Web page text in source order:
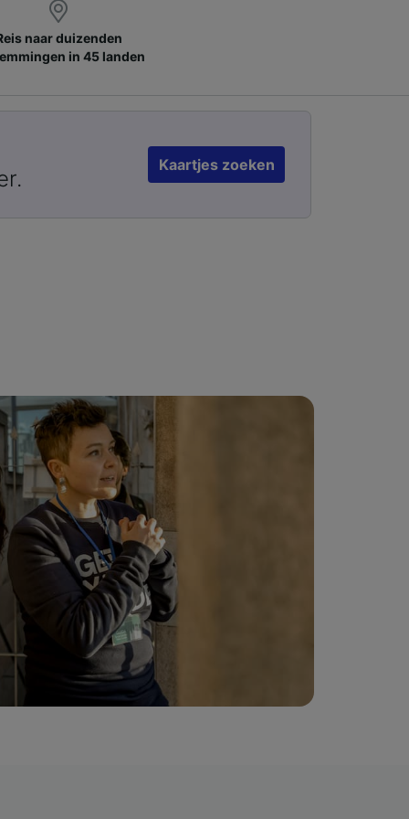
naar duizenden
in 45 landen
Kaartjes zoeken